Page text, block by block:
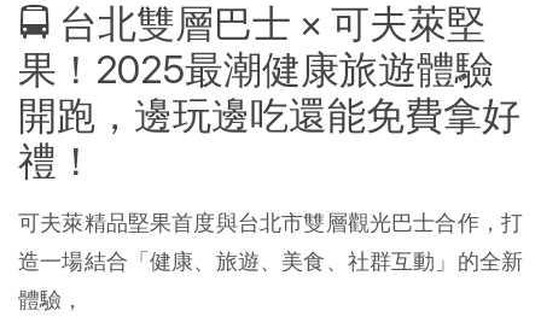
🚍 台北雙層巴士 × 可夫萊堅
果！2025最潮健康旅遊體驗
開跑，邊玩邊吃還能免費拿好
禮！
可夫萊精品堅果首度與台北市雙層觀光巴士合作，打
造一場結合「健康、旅遊、美食、社群互動」的全新
體驗，